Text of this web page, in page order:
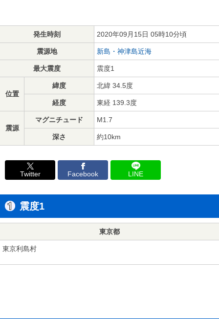
発生時刻 2020年09月15日 05時10分頃
震源地 新島・神津島近海
最大震度 震度1
位置
緯度 北緯 34.5度
経度 東経 139.3度
震源
マグニチュード M1.7
深さ 約10km
Twitter Facebook LINE
震度1
東京都
東京利島村